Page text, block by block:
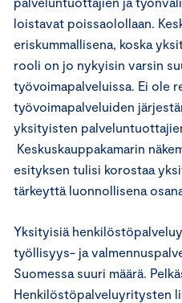
loistavat poissaolollaan.
eriskummallisena, koska
rooli on jo nykyisin varsin
työvoimapalveluissa. Ei ole
työvoimapalveluiden
yksityisten
Keskuskauppakamarin
esityksen tulisi korostaa
tärkeyttä luonnollisena
Yksityisiä
työllisyys- ja
Suomessa suuri määrä.
Henkilöstöpalveluyritysten